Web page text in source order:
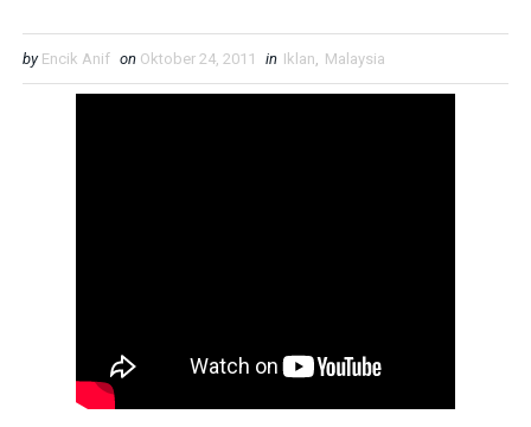
by Encik Anif on Oktober 24, 2011 in Iklan, Malaysia